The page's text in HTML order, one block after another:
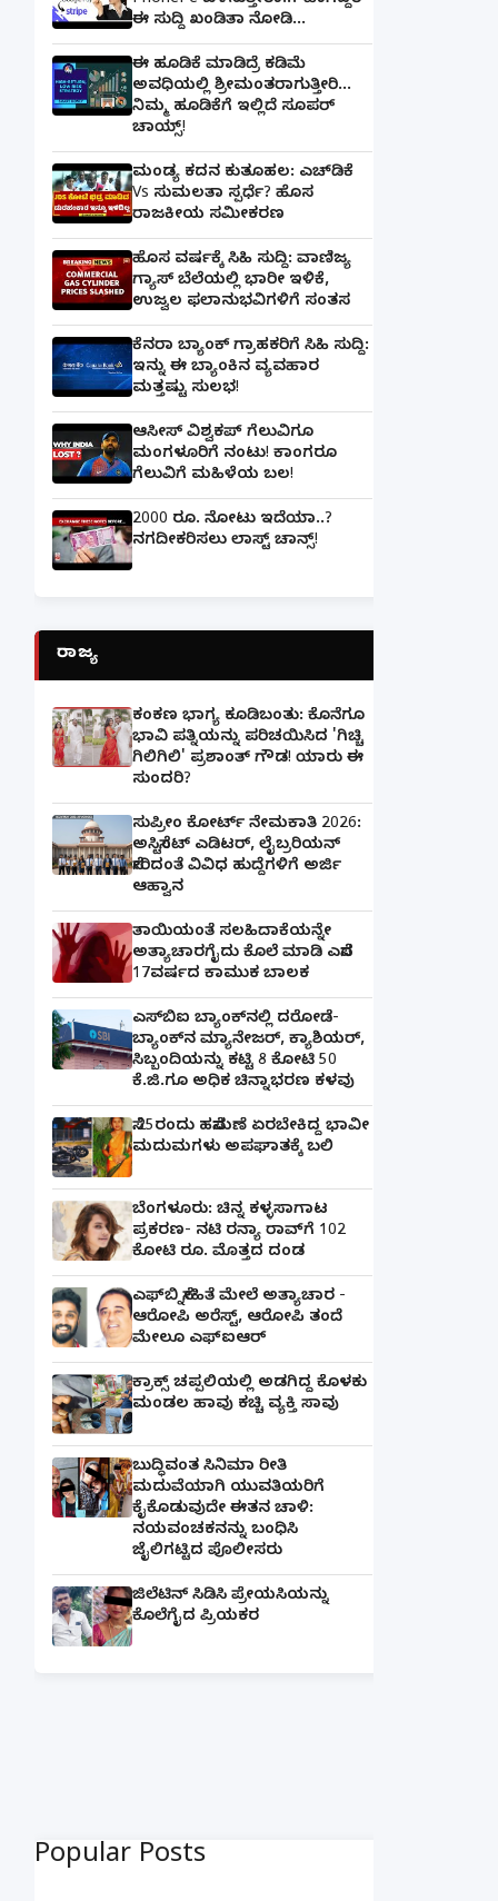
ಈ ಸುದ್ದಿ ಖಂಡಿತಾ ನೋಡಿ...
ಈ ಹೂಡಿಕೆ ಮಾಡಿದ್ರೆ ಕಡಿಮೆ
ಅವಧಿಯಲ್ಲಿ ಶ್ರೀಮಂತರಾಗುತ್ತೀರಿ...
ನಿಮ್ಮ ಹೂಡಿಕೆಗೆ ಇಲ್ಲಿದೆ ಸೂಪರ್
ಚಾಯ್ಸ್‌!
ಮಂಡ್ಯ ಕದನ ಕುತೂಹಲ: ಎಚ್‌ಡಿಕೆ
Vs ಸುಮಲತಾ ಸ್ಪರ್ಧೆ? ಹೊಸ
ರಾಜಕೀಯ ಸಮೀಕರಣ
ಹೊಸ ವರ್ಷಕ್ಕೆ ಸಿಹಿ ಸುದ್ದಿ: ವಾಣಿಜ್ಯ
ಗ್ಯಾಸ್‌ ಬೆಲೆಯಲ್ಲಿ ಭಾರೀ ಇಳಿಕೆ,
ಉಜ್ವಲ ಫಲಾನುಭವಿಗಳಿಗೆ ಸಂತಸ
ಕೆನರಾ ಬ್ಯಾಂಕ್‌ ಗ್ರಾಹಕರಿಗೆ ಸಿಹಿ ಸುದ್ದಿ:
ಇನ್ನು ಈ ಬ್ಯಾಂಕಿನ ವ್ಯವಹಾರ
ಮತ್ತಷ್ಟು ಸುಲಭ!
ಆಸೀಸ್ ವಿಶ್ವಕಪ್ ಗೆಲುವಿಗೂ
ಮಂಗಳೂರಿಗೆ ನಂಟು! ಕಾಂಗರೂ
ಗೆಲುವಿಗೆ ಮಹಿಳೆಯ ಬಲ!
2000 ರೂ. ನೋಟು ಇದೆಯಾ..?
ನಗದೀಕರಿಸಲು ಲಾಸ್ಟ್‌ ಚಾನ್ಸ್‌!
ರಾಜ್ಯ
ಕಂಕಣ ಭಾಗ್ಯ ಕೂಡಿಬಂತು: ಕೊನೆಗೂ
ಭಾವಿ ಪತ್ನಿಯನ್ನು ಪರಿಚಯಿಸಿದ 'ಗಿಚ್ಚಿ
ಗಿಲಿಗಿಲಿ' ಪ್ರಶಾಂತ್ ಗೌಡ! ಯಾರು ಈ
ಸುಂದರಿ?
ಸುಪ್ರೀಂ ಕೋರ್ಟ್ ನೇಮಕಾತಿ 2026:
ಅಸಿಸ್ಟೆಂಟ್ ಎಡಿಟರ್, ಲೈಬ್ರರಿಯನ್
ಸೇರಿದಂತೆ ವಿವಿಧ ಹುದ್ದೆಗಳಿಗೆ ಅರ್ಜಿ
ಆಹ್ವಾನ
ತಾಯಿಯಂತೆ ಸಲಹಿದಾಕೆಯನ್ನೇ
ಅತ್ಯಾಚಾರಗೈದು ಕೊಲೆ ಮಾಡಿ ಎಸೆದ
17ವರ್ಷದ ಕಾಮುಕ ಬಾಲಕ
ಎಸ್‌ಬಿಐ ಬ್ಯಾಂಕ್‌ನಲ್ಲಿ‌ ದರೋಡೆ-
ಬ್ಯಾಂಕ್​ನ ಮ್ಯಾನೇಜರ್‌, ಕ್ಯಾಶಿಯರ್‌,
ಸಿಬ್ಬಂದಿಯನ್ನು ಕಟ್ಟಿ 8 ಕೋಟಿ 50
ಕೆ.ಜಿ.ಗೂ ಅಧಿಕ ಚಿನ್ನಾಭರಣ ಕಳವು
ಸೆ.25ರಂದು ಹಸೆಮಣೆ ಏರಬೇಕಿದ್ದ ಭಾವೀ
ಮದುಮಗಳು ಅಪಘಾತಕ್ಕೆ ಬಲಿ
ಬೆಂಗಳೂರು: ಚಿನ್ನ ಕಳ್ಳಸಾಗಾಟ
ಪ್ರಕರಣ- ನಟಿ ರನ್ಯಾ ರಾವ್‌ಗೆ 102
ಕೋಟಿ ರೂ. ಮೊತ್ತದ ದಂಡ
ಎಫ್‌ಬಿ ಸ್ನೇಹಿತೆ ಮೇಲೆ ಅತ್ಯಾಚಾರ -
ಆರೋಪಿ ಅರೆಸ್ಟ್, ಆರೋಪಿ ತಂದೆ
ಮೇಲೂ ಎಫ್ಐಆರ್
ಕ್ರಾಕ್ಸ್ ಚಪ್ಪಲಿಯಲ್ಲಿ ಅಡಗಿದ್ದ ಕೊಳಕು
ಮಂಡಲ ಹಾವು ಕಚ್ಚಿ ವ್ಯಕ್ತಿ ಸಾವು
ಬುದ್ಧಿವಂತ ಸಿನಿಮಾ ರೀತಿ
ಮದುವೆಯಾಗಿ ಯುವತಿಯರಿಗೆ
ಕೈಕೊಡುವುದೇ ಈತನ ಚಾಳಿ:
ನಯವಂಚಕನನ್ನು ಬಂಧಿಸಿ
ಜೈಲಿಗಟ್ಟಿದ ಪೊಲೀಸರು
ಜಿಲೆಟಿನ್ ಸಿಡಿಸಿ ಪ್ರೇಯಸಿಯನ್ನು
ಕೊಲೆಗೈದ ಪ್ರಿಯಕರ
Popular Posts